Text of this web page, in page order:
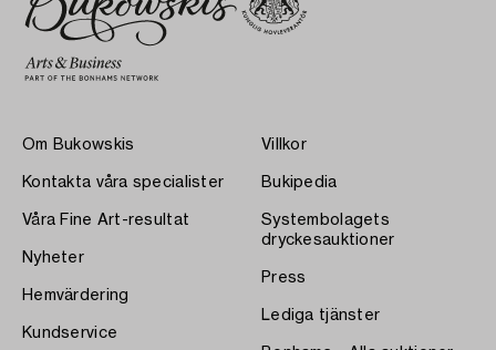
Om Bukowskis
Kontakta våra specialister
Våra Fine Art-resultat
Nyheter
Hemvärdering
Kundservice
Villkor
Bukipedia
Systembolagets
dryckesauktioner
Press
Lediga tjänster